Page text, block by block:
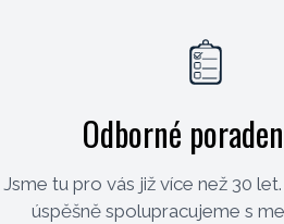
Odborné
Jsme tu pro vás již více než 30
úspěšně spolupracujeme s